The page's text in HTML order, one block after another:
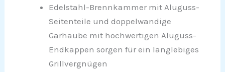
Edelstahl-Brennkammer mit Aluguss-
Seitenteile und doppelwandige
Garhaube mit hochwertigen Aluguss-
Endkappen sorgen für ein langlebiges
Grillvergnügen